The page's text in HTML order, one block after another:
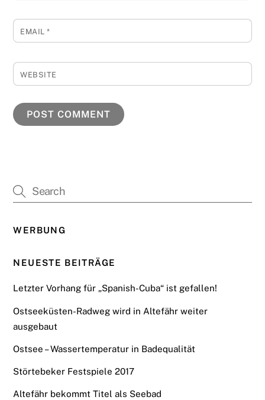
EMAIL*
WEBSITE
WERBUNG
NEUESTE BEITRÄGE
Letzter Vorhang für „Spanish-Cuba“ ist gefallen!
Ostseeküsten-Radweg wird in Altefähr weiter
ausgebaut
Ostsee – Wassertemperatur in Badequalität
Störtebeker Festspiele 2017
Altefähr bekommt Titel als Seebad